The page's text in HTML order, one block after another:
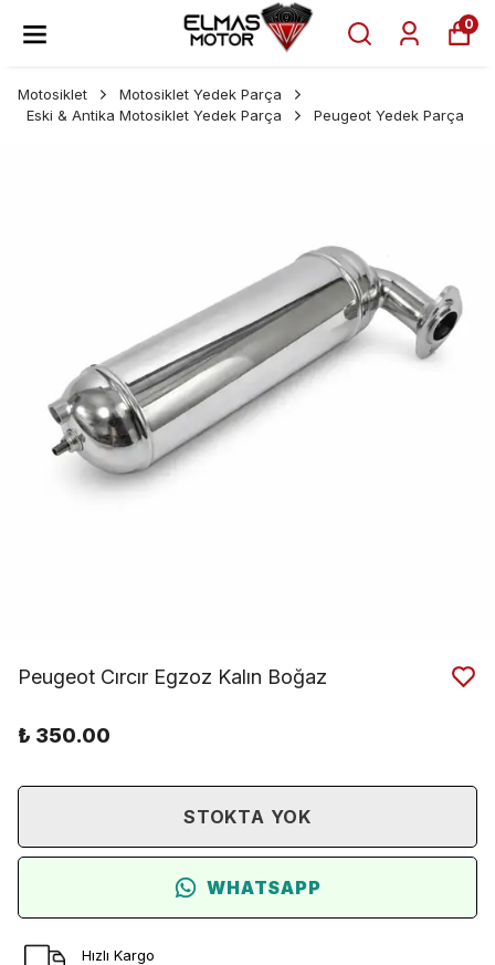
0
Motosiklet
Motosiklet Yedek Parça
Eski & Antika Motosiklet Yedek Parça
Peugeot Yedek Parça
Peugeot Cırcır Egzoz Kalın Boğaz
₺ 350.00
STOKTA YOK
WHATSAPP
Hızlı Kargo